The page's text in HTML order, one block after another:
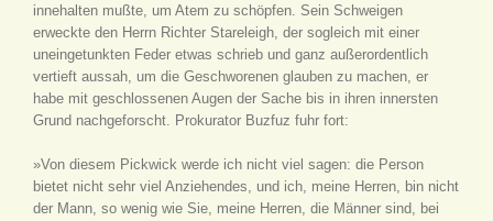
innehalten mußte, um Atem zu schöpfen. Sein Schweigen
erweckte den Herrn Richter Stareleigh, der sogleich mit einer
uneingetunkten Feder etwas schrieb und ganz außerordentlich
vertieft aussah, um die Geschworenen glauben zu machen, er
habe mit geschlossenen Augen der Sache bis in ihren innersten
Grund nachgeforscht. Prokurator Buzfuz fuhr fort:
»Von diesem Pickwick werde ich nicht viel sagen: die Person
bietet nicht sehr viel Anziehendes, und ich, meine Herren, bin nicht
der Mann, so wenig wie Sie, meine Herren, die Männer sind, bei